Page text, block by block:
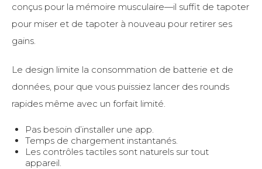
conçus pour la mémoire musculaire—il suffit de tapoter
pour miser et de tapoter à nouveau pour retirer ses
gains.
Le design limite la consommation de batterie et de
données, pour que vous puissiez lancer des rounds
rapides même avec un forfait limité.
Pas besoin d’installer une app.
Temps de chargement instantanés.
Les contrôles tactiles sont naturels sur tout
appareil.